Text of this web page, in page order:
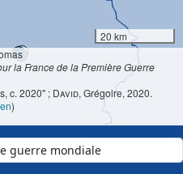
20 km
la France de la Première Guerre
c. 2020" ; David, Grégoire, 2020.
)